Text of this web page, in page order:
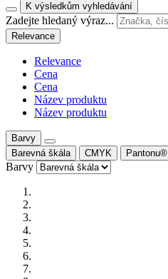
K výsledkům vyhledávání
Zadejte hledaný výraz...
Relevance
Relevance
Cena
Cena
Název produktu
Název produktu
Barvy
Barevná škála
CMYK Pantonu®
Barvy